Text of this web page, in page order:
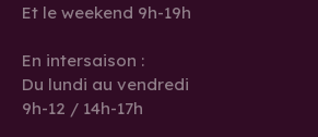
Et le weekend 9h-19h
En intersaison :
Du lundi au vendredi
9h-12 / 14h-17h